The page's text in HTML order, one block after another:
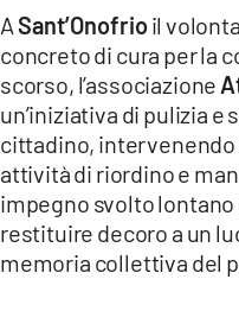
LACTV.IT
LACONAIR.IT
LACITYMAG.IT
ILREGGINO.IT
COSENZACHANNEL.IT
ILVIBONESE.IT
ASant’Onofrioil
concreto di cura per la
scorso, l’associazione
un’iniziativa di pulizia
cittadino, intervenendo
attività di riordino e
impegno svolto
restituire decoro a un
memoria collettiva del